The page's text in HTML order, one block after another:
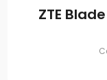
ZTE